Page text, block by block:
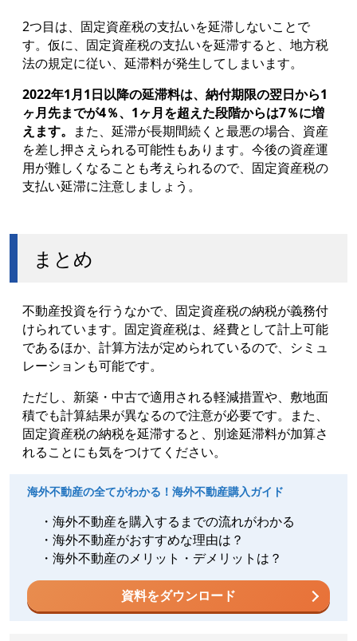
2つ目は、固定資産税の支払いを延滞しないことで
す。仮に、固定資産税の支払いを延滞すると、地方税
法の規定に従い、延滞料が発生してしまいます。
2022年1月1日以降の延滞料は、納付期限の翌日から1
ヶ月先までが4％、1ヶ月を超えた段階からは7％に増
えます。 また、延滞が長期間続くと最悪の場合、資産
を差し押さえられる可能性もあります。今後の資産運
用が難しくなることも考えられるので、固定資産税の
支払い延滞に注意しましょう。
まとめ
不動産投資を行うなかで、固定資産税の納税が義務付
けられています。固定資産税は、経費として計上可能
であるほか、計算方法が定められているので、シミュ
レーションも可能です。
ただし、新築・中古で適用される軽減措置や、敷地面
積でも計算結果が異なるので注意が必要です。また、
固定資産税の納税を延滞すると、別途延滞料が加算さ
れることにも気をつけてください。
海外不動産の全てがわかる！海外不動産購入ガイド
・海外不動産を購入するまでの流れがわかる
・海外不動産がおすすめな理由は？
・海外不動産のメリット・デメリットは？
資料をダウンロード